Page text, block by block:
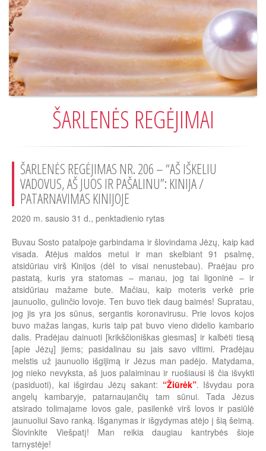
ŠARLENĖS REGĖJIMAI
ŠARLENĖS REGĖJIMAS NR. 206 – “AŠ IŠKELIU
VADOVUS, AŠ JUOS IR PAŠALINU”: KINIJA /
PATARNAVIMAS KINIJOJE
2020 m. sausio 31 d., penktadienio rytas
Buvau Sosto patalpoje garbindama ir šlovindama Jėzų, kaip kad
visada. Atėjus maldos metui ir man skelbiant 91 psalmę,
atsidūriau virš Kinijos (dėl to visai nenustebau). Praėjau pro
pastatą, kuris yra statomas – manau, jog tai ligoninė – ir
atsidūriau mažame bute. Mačiau, kaip moteris verkė prie
jaunuolio, gulinčio lovoje. Ten buvo tiek daug baimės! Supratau,
jog jis yra jos sūnus, sergantis koronavirusu. Prie lovos kojos
buvo mažas langas, kuris taip pat buvo vieno didelio kambario
dalis. Pradėjau dainuoti [krikščioniškas giesmas] ir kalbėti tiesą
[apie Jėzų] jiems; pasidalinau su jais savo viltimi. Pradėjau
melstis už jaunuolio išgijimą ir Jėzus man padėjo. Matydama,
jog nieko nevyksta, aš juos palaiminau ir ruošiausi iš čia išvykti
(pasiduoti), kai išgirdau Jėzų sakant: “Žiūrėk”. Išvydau pora
angelų kambaryje, patarnaujančių tam sūnui. Tada Jėzus
atsirado tolimajame lovos gale, pasilenkė virš lovos ir pasiūlė
jaunuoliui Savo ranką. Išganymas ir išgydymas atėjo į šią šeimą.
Šlovinkite Viešpatį! Man reikia daugiau kantrybės šioje
tarnystėje!